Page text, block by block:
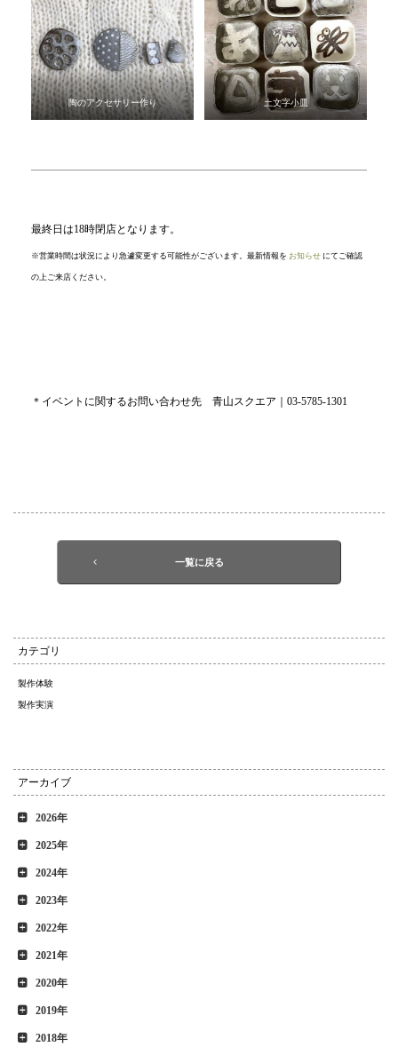
陶のアクセサリー作り 土文字小皿
最終日は18時閉店となります。
※営業時間は状況により急遽変更する可能性がございます。最新情報を お知らせ にてご確認
の上ご来店ください。
＊イベントに関するお問い合わせ先 青山スクエア｜03-5785-1301
一覧に戻る
カテゴリ
製作体験
製作実演
アーカイブ
2026年
2025年
2024年
2023年
2022年
2021年
2020年
2019年
2018年